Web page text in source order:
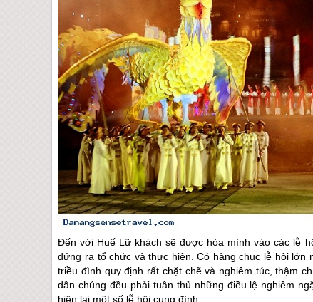
Đến với Huế Lữ khách sẽ được hòa mình vào các lễ
đứng ra tổ chức và thực hiện. Có hàng chục lễ hội
triều đình quy định rất chặt chẽ và nghiêm túc, thậm
dân chúng đều phải tuân thủ những điều lệ nghiêm
hiện lại một số lễ hội cung đình.